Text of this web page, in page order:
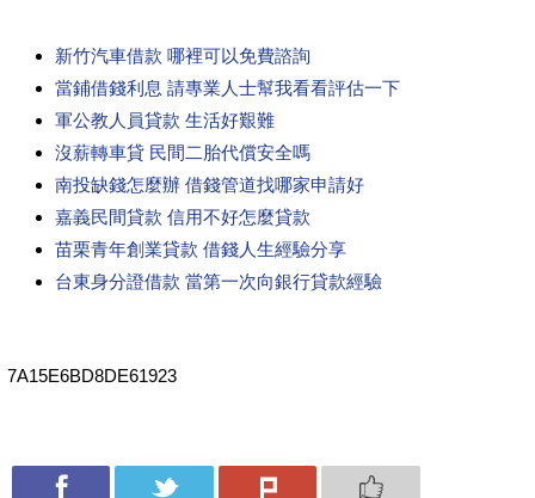
新竹汽車借款 哪裡可以免費諮詢
當鋪借錢利息 請專業人士幫我看看評估一下
軍公教人員貸款 生活好艱難
沒薪轉車貸 民間二胎代償安全嗎
南投缺錢怎麼辦 借錢管道找哪家申請好
嘉義民間貸款 信用不好怎麼貸款
苗栗青年創業貸款 借錢人生經驗分享
台東身分證借款 當第一次向銀行貸款經驗
7A15E6BD8DE61923